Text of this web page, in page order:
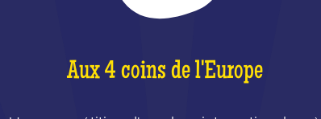
Aux 4 coins de l'Europe